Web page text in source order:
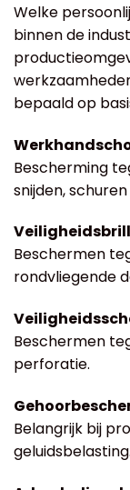
Welke
binnen de
bepaald op
Bescherming
snijden,
Beschermen
rondvliegende
Beschermen
perforatie.
Belangrijk bij
geluidsbelasting.